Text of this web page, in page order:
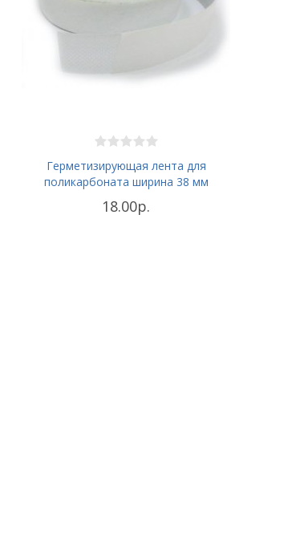
Герметизирующая лента для
поликарбоната ширина 38 мм
18.00р.